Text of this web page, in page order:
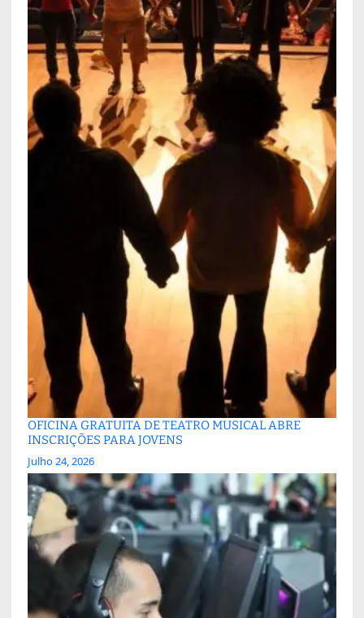
OFICINA GRATUITA DE TEATRO MUSICAL ABRE
INSCRIÇÕES PARA JOVENS
Julho 24, 2026